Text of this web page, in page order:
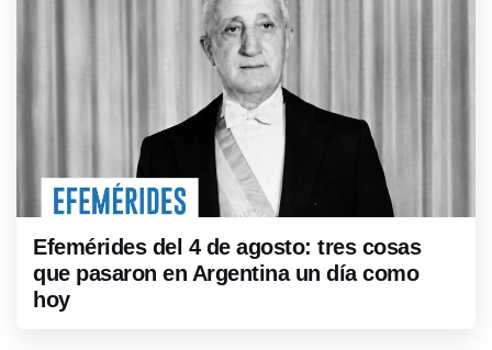
Efemérides del 4 de agosto: tres cosas
que pasaron en Argentina un día como
hoy